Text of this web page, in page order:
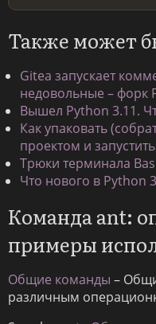
Также может
Gitea запускает
недовольные – форк
Вышел Python 3.11.
Как упаковать
проектом и
Трюки терминала
Что нового в Python
Команда ant:
примеры
Общие команды –
различным